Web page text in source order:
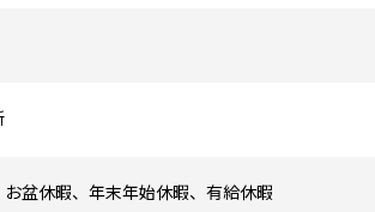
盆休暇、年末年始休暇、有給休暇